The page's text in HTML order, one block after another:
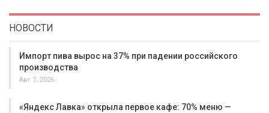
НОВОСТИ
Импорт пива вырос на 37% при падении российского
производства
Авг 7, 2026
«Яндекс Лавка» открыла первое кафе: 70% меню —